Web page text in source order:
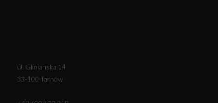
ul. Glinianska 14
33-100 Tarnów